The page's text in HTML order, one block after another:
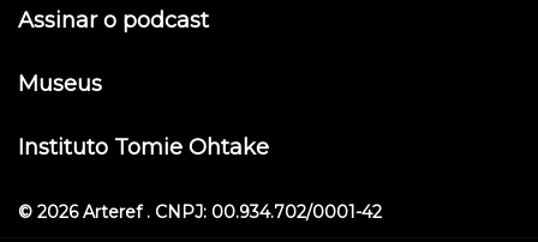
Assinar o podcast
Museus
Instituto Tomie Ohtake
© 2026 Arteref . CNPJ: 00.934.702/0001-42